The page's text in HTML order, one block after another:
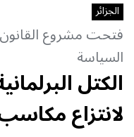
الجزائر
فتحت مشروع
السياسة
الكتل
لانتزاع